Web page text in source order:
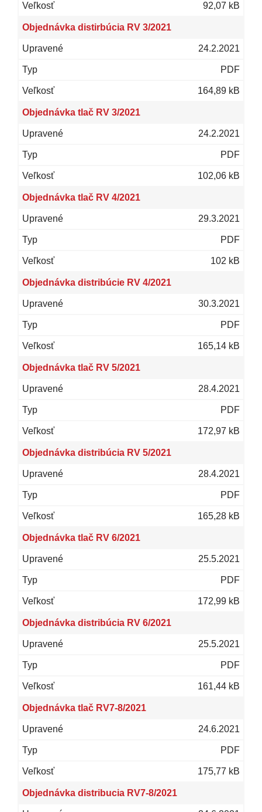
92,07 kB
Objednávka distirbúcia RV 3/2021
24.2.2021
PDF
164,89 kB
Objednávka tlač RV 3/2021
24.2.2021
PDF
102,06 kB
Objednávka tlač RV 4/2021
29.3.2021
PDF
102 kB
Objednávka distribúcie RV 4/2021
30.3.2021
PDF
165,14 kB
Objednávka tlač RV 5/2021
28.4.2021
PDF
172,97 kB
Objednávka distribúcia RV 5/2021
28.4.2021
PDF
165,28 kB
Objednávka tlač RV 6/2021
25.5.2021
PDF
172,99 kB
Objednávka distribúcia RV 6/2021
25.5.2021
PDF
161,44 kB
Objednávka tlač RV7-8/2021
24.6.2021
PDF
175,77 kB
Objednávka distribucia RV7-8/2021